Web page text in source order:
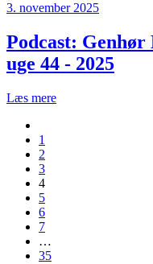
3. november 2025
Podcast:
uge 44 - 2025
Læs mere
1
2
3
4
5
6
7
…
35